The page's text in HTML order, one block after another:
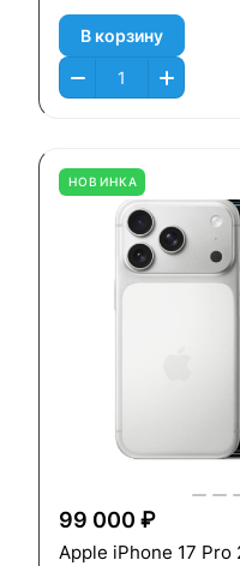
В корзину
НОВИНКА
99 000 ₽
Apple iPhone 17 Pro